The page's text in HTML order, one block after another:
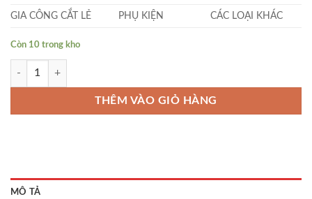
GIA CÔNG CẮT LẺ PHỤ KIỆN CÁC LOẠI KHÁC
Còn 10 trong kho
Láp Inox Tròn Đặc Phi (15 x 500)mm số lượng
THÊM VÀO GIỎ HÀNG
MÔ TẢ